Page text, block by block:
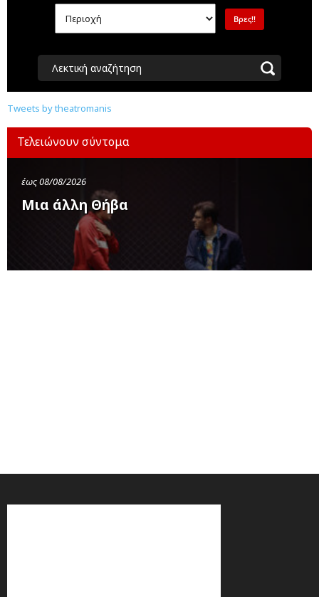
Λεκτική αναζήτηση
Tweets by theatromanis
Τελειώνουν σύντομα
έως 08/08/2026
Μια άλλη Θήβα